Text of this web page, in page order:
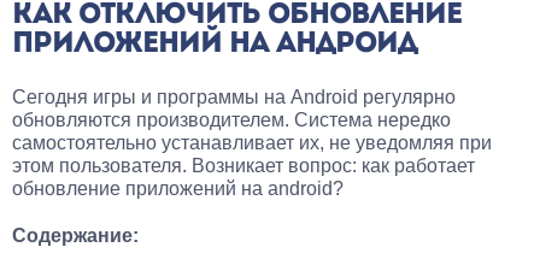
КАК ОТКЛЮЧИТЬ ОБНОВЛЕНИЕ
ПРИЛОЖЕНИЙ НА АНДРОИД
Сегодня игры и программы на Android регулярно
обновляются производителем. Система нередко
самостоятельно устанавливает их, не уведомляя при
этом пользователя. Возникает вопрос: как работает
обновление приложений на android?
Содержание: